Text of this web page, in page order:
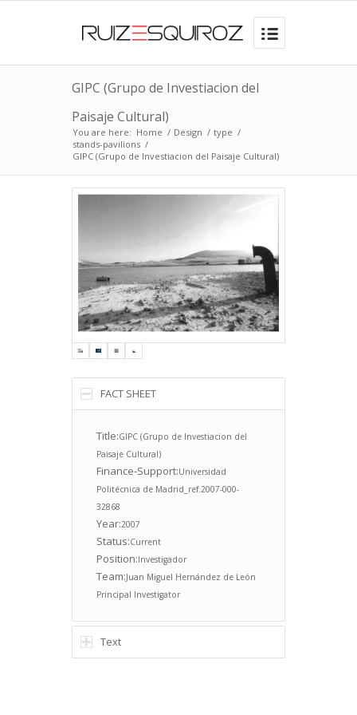
GIPC (Grupo de Investiacion del
Paisaje Cultural)
You are here: Home / Design / type /
stands-pavilions /
GIPC (Grupo de Investiacion del Paisaje Cultural)
FACT SHEET
Title:GIPC (Grupo de Investiacion del
Paisaje Cultural)
Finance-Support:Universidad
Politécnica de Madrid_ref.2007-000-
32868
Year:2007
Status:Current
Position:Investigador
Team:Juan Miguel Hernández de León
Principal Investigator
Text